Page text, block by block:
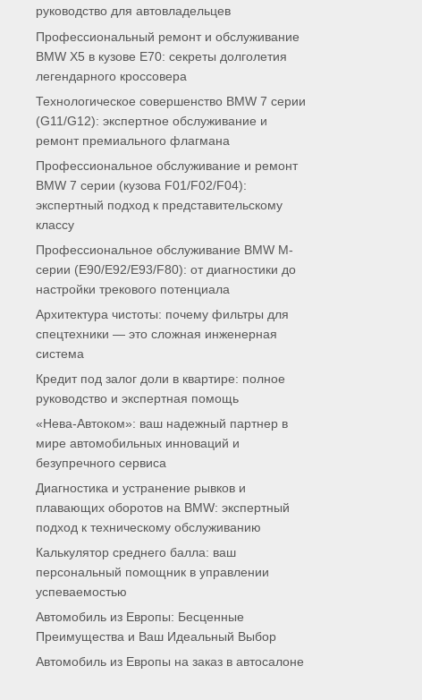
руководство для автовладельцев
Профессиональный ремонт и обслуживание
BMW X5 в кузове E70: секреты долголетия
легендарного кроссовера
Технологическое совершенство BMW 7 серии
(G11/G12): экспертное обслуживание и
ремонт премиального флагмана
Профессиональное обслуживание и ремонт
BMW 7 серии (кузова F01/F02/F04):
экспертный подход к представительскому
классу
Профессиональное обслуживание BMW M-
серии (E90/E92/E93/F80): от диагностики до
настройки трекового потенциала
Архитектура чистоты: почему фильтры для
спецтехники — это сложная инженерная
система
Кредит под залог доли в квартире: полное
руководство и экспертная помощь
«Нева-Автоком»: ваш надежный партнер в
мире автомобильных инноваций и
безупречного сервиса
Диагностика и устранение рывков и
плавающих оборотов на BMW: экспертный
подход к техническому обслуживанию
Калькулятор среднего балла: ваш
персональный помощник в управлении
успеваемостью
Автомобиль из Европы: Бесценные
Преимущества и Ваш Идеальный Выбор
Автомобиль из Европы на заказ в автосалоне